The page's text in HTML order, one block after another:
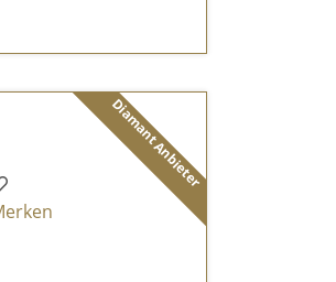
Diamant Anbieter